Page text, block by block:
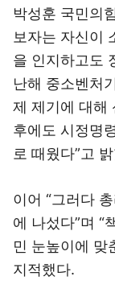
박성훈 국민의
보자는 자신이
을 인지하고도
난해 중소벤처
제 제기에 대해
후에도 시정명
로 때웠다”고
이어 “그러다
에 나섰다”며 “
민 눈높이에 맞
지적했다.